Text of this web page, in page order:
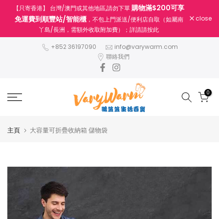
【只寄香港】 台灣/澳門或其他地區,請勿下單購物滿$200可享
免運費到順豐站/智能櫃，不包上門派送/便利店自取（如屬南
丫島/長洲，需額外收取附加費）；詳請請按此
close
+852 36197090
info@varywarm.com
聯絡我們
0
主頁 大容量可折疊收納箱 儲物袋